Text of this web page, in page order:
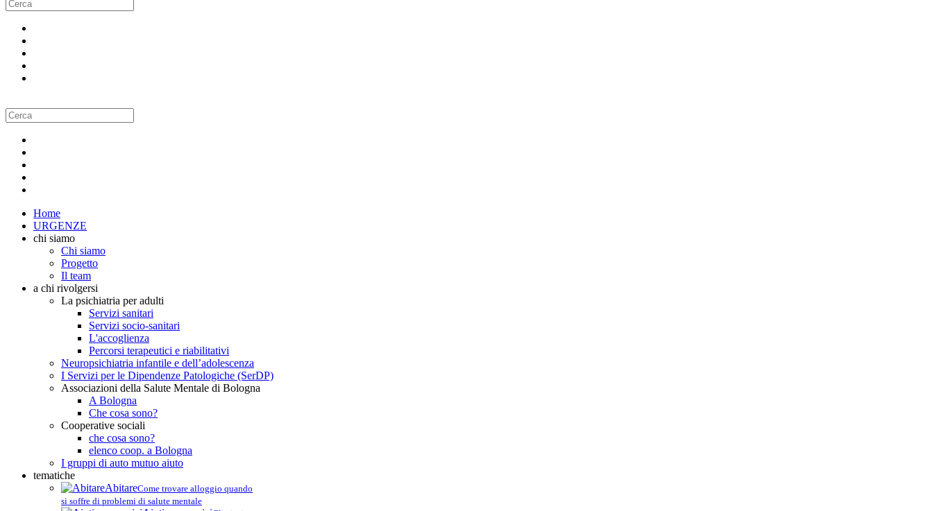
Home
URGENZE
chi siamo
Chi siamo
Progetto
Il team
a chi rivolgersi
La psichiatria per adulti
Servizi sanitari
Servizi socio-sanitari
L'accoglienza
Percorsi terapeutici e riabilitativi
Neuropsichiatria infantile e dell’adolescenza
I Servizi per le Dipendenze Patologiche (SerDP)
Associazioni della Salute Mentale di Bologna
A Bologna
Che cosa sono?
Cooperative sociali
che cosa sono?
elenco coop. a Bologna
I gruppi di auto mutuo aiuto
tematiche
AbitareCome trovare alloggio quando
si soffre di problemi di salute mentale